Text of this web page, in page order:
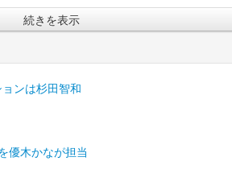
続きを表示
ンは杉田智和
優木かなが担当